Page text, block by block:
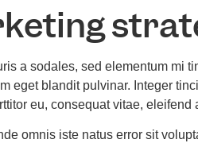
a sodales, sed elementum mi
eget blandit pulvinar. Integer
eu, consequat vitae, eleifend
omnis iste natus error sit